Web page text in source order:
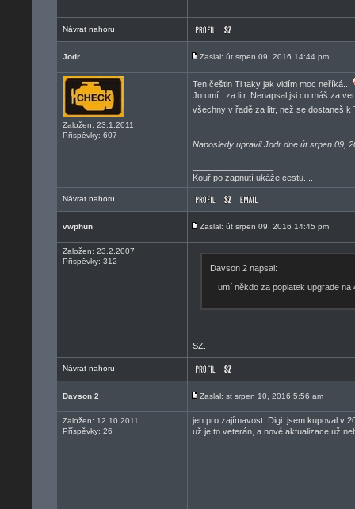
Návrat nahoru
Jodr Zaslal: út srpen 09, 2016 14:44 pm
Založen: 23.1.2011
Příspěvky: 607
Ten češtin Ti taky jak vidím moc neříká...
Jo umí.. za litr. Nenapsal jsi co máš za
všechny v řadě za litr, než se dostaneš
Naposledy upravil Jodr dne út srpen 09,
Kouř po zapnutí ukáže cestu....
Návrat nahoru
vwphun Zaslal: út srpen 09, 2016 14:45 pm
Založen: 23.2.2007
Příspěvky: 312
Davson 2 napsal:
umí někdo za poplatek upgrade na
SZ.
Návrat nahoru
Davson 2 Zaslal: st srpen 10, 2016 5:56 am
Založen: 12.10.2011
Příspěvky: 26
jen pro zajímavost. Digi. jsem kupoval v
už je to veterán, a nové aktualizace už